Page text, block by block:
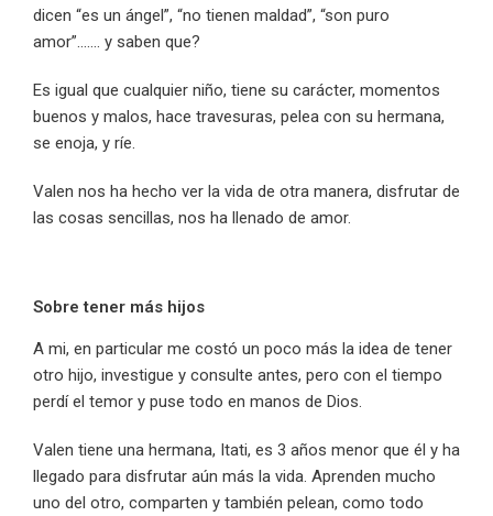
dicen “es un ángel”, “no tienen maldad”, “son puro
amor”……. y saben que?
Es igual que cualquier niño, tiene su carácter, momentos
buenos y malos, hace travesuras, pelea con su hermana,
se enoja, y ríe.
Valen nos ha hecho ver la vida de otra manera, disfrutar de
las cosas sencillas, nos ha llenado de amor.
Sobre tener más hijos
A mi, en particular me costó un poco más la idea de tener
otro hijo, investigue y consulte antes, pero con el tiempo
perdí el temor y puse todo en manos de Dios.
Valen tiene una hermana, Itati, es 3 años menor que él y ha
llegado para disfrutar aún más la vida. Aprenden mucho
uno del otro, comparten y también pelean, como todo